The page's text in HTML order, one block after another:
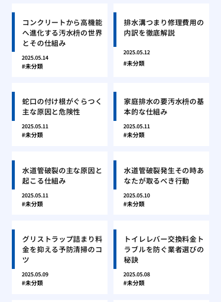
コンクリートから高機能
へ進化する汚水枡の世界
とその仕組み
2025.05.14
未分類
排水溝つまり修理費用の
内訳を徹底解説
2025.05.12
未分類
蛇口の付け根がぐらつく
主な原因と危険性
2025.05.11
未分類
家庭排水の要汚水枡の基
本的な仕組み
2025.05.11
未分類
水道管破裂の主な原因と
起こる仕組み
2025.05.11
未分類
水道管破裂発生その時あ
なたが取るべき行動
2025.05.10
未分類
グリストラップ詰まり料
金を抑える予防清掃のコ
ツ
2025.05.09
未分類
トイレレバー交換料金ト
ラブルを防ぐ業者選びの
秘訣
2025.05.08
未分類